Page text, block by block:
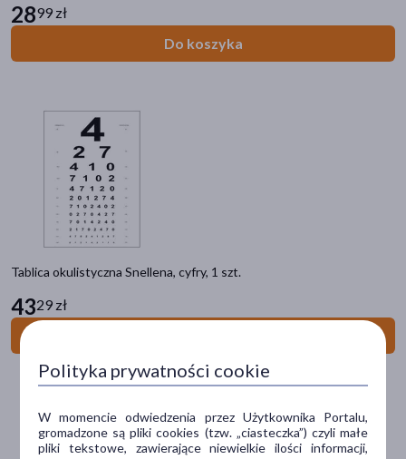
2899 zł
Do koszyka
Tablica okulistyczna Snellena, cyfry, 1 szt.
4329 zł
Oczy i wzrok
Soczewki kontaktowe
Krople do oczu
Preparaty wspierające wzrok
Higiena powiek
Płyny do soczewek
Dostępny(28)
Wysyłka 0 zł(2)
Polityka prywatności cookie
W momencie odwiedzenia przez Użytkownika Portalu,
gromadzone są pliki cookies (tzw. „ciasteczka”) czyli małe
pliki tekstowe, zawierające niewielkie ilości informacji,